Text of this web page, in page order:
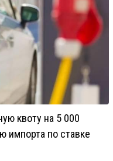
квоту на 5 000
импорта по ставке